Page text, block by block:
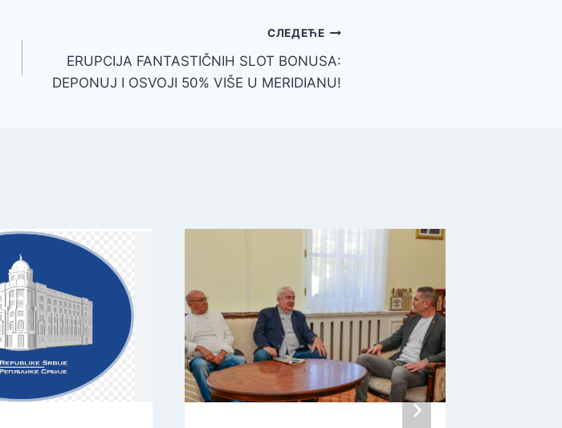
СЛЕДЕЋЕ
ERUPCIJA FANTASTIČNIH SLOT BONUSA:
DEPONUJ I OSVOJI 50% VIŠE U MERIDIANU!